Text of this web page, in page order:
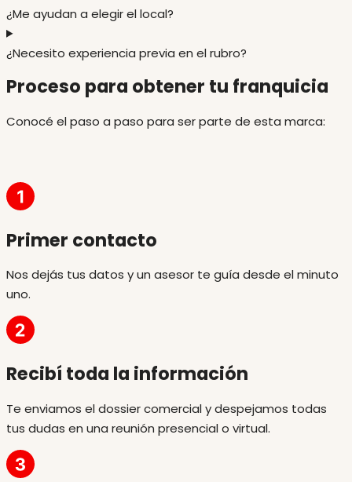
¿Me ayudan a elegir el local?
¿Necesito experiencia previa en el rubro?
Proceso para obtener tu franquicia
Conocé el paso a paso para ser parte de esta marca:
Primer contacto
Nos dejás tus datos y un asesor te guía desde el minuto
uno.
Recibí toda la información
Te enviamos el dossier comercial y despejamos todas
tus dudas en una reunión presencial o virtual.